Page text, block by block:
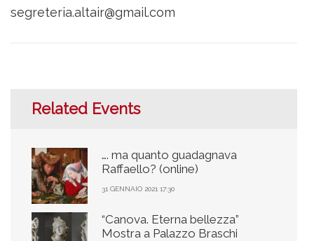
segreteria.altair@gmail.com
Related Events
…. ma quanto guadagnava
Raffaello? (online)
31 GENNAIO 2021 17:30
“Canova. Eterna bellezza”
Mostra a Palazzo Braschi